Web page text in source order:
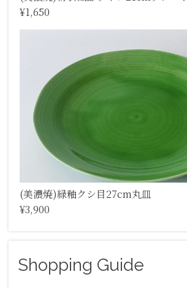
¥1,650
(美濃焼)緑釉クシ目27cm丸皿
¥3,900
Shopping Guide